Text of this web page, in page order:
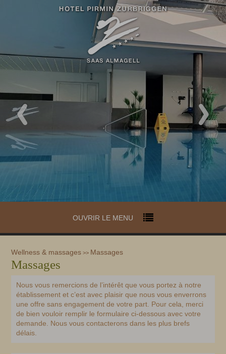
OUVRIR LE MENU
Wellness & massages >> Massages
Massages
Nous vous remercions de l’intérêt que vous portez à notre
établissement et c’est avec plaisir que nous vous enverrons
une offre sans engagement de votre part. Pour cela, merci
de bien vouloir remplir le formulaire ci-dessous avec votre
demande. Nous vous contacterons dans les plus brefs
délais.